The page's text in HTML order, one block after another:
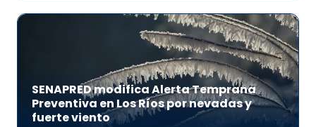
SENAPRED modifica Alerta Temprana
Preventiva en Los Ríos por nevadas y
fuerte viento